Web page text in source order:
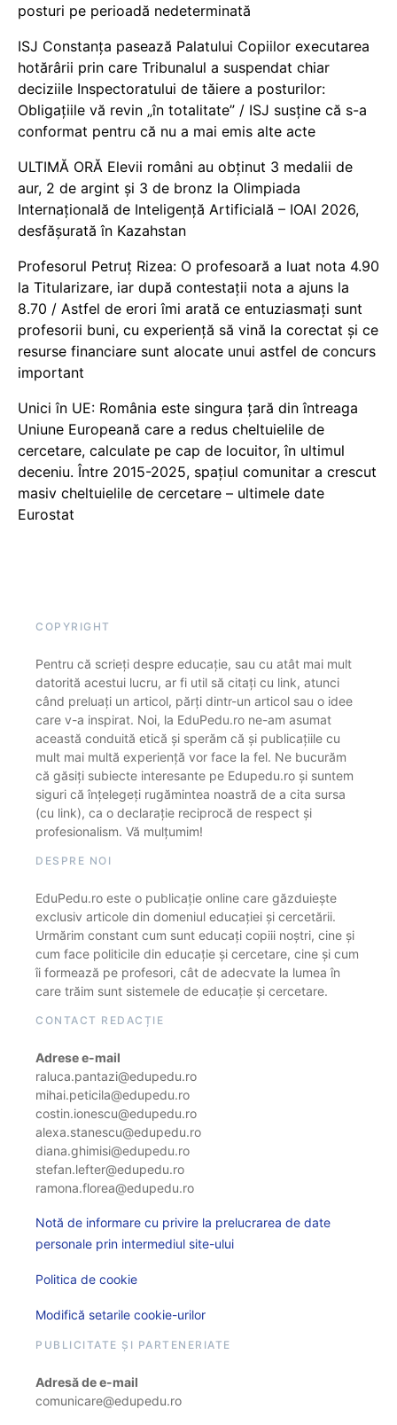
posturi pe perioadă nedeterminată
ISJ Constanța pasează Palatului Copiilor executarea
hotărârii prin care Tribunalul a suspendat chiar
deciziile Inspectoratului de tăiere a posturilor:
Obligațiile vă revin „în totalitate” / ISJ susține că s-a
conformat pentru că nu a mai emis alte acte
ULTIMĂ ORĂ Elevii români au obținut 3 medalii de
aur, 2 de argint și 3 de bronz la Olimpiada
Internațională de Inteligență Artificială – IOAI 2026,
desfășurată în Kazahstan
Profesorul Petruț Rizea: O profesoară a luat nota 4.90
la Titularizare, iar după contestații nota a ajuns la
8.70 / Astfel de erori îmi arată ce entuziasmați sunt
profesorii buni, cu experiență să vină la corectat și ce
resurse financiare sunt alocate unui astfel de concurs
important
Unici în UE: România este singura țară din întreaga
Uniune Europeană care a redus cheltuielile de
cercetare, calculate pe cap de locuitor, în ultimul
deceniu. Între 2015-2025, spațiul comunitar a crescut
masiv cheltuielile de cercetare – ultimele date
Eurostat
COPYRIGHT
Pentru că scrieți despre educație, sau cu atât mai mult
datorită acestui lucru, ar fi util să citați cu link, atunci
când preluați un articol, părți dintr-un articol sau o idee
care v-a inspirat. Noi, la EduPedu.ro ne-am asumat
această conduită etică și sperăm că și publicațiile cu
mult mai multă experiență vor face la fel. Ne bucurăm
că găsiți subiecte interesante pe Edupedu.ro și suntem
siguri că înțelegeți rugămintea noastră de a cita sursa
(cu link), ca o declarație reciprocă de respect și
profesionalism. Vă mulțumim!
DESPRE NOI
EduPedu.ro este o publicație online care găzduiește
exclusiv articole din domeniul educației și cercetării.
Urmărim constant cum sunt educați copiii noștri, cine și
cum face politicile din educație și cercetare, cine și cum
îi formează pe profesori, cât de adecvate la lumea în
care trăim sunt sistemele de educație și cercetare.
CONTACT REDACȚIE
Adrese e-mail
raluca.pantazi@edupedu.ro
mihai.peticila@edupedu.ro
costin.ionescu@edupedu.ro
alexa.stanescu@edupedu.ro
diana.ghimisi@edupedu.ro
stefan.lefter@edupedu.ro
ramona.florea@edupedu.ro
Notă de informare cu privire la prelucrarea de date
personale prin intermediul site-ului
Politica de cookie
Modifică setarile cookie-urilor
PUBLICITATE ȘI PARTENERIATE
Adresă de e-mail
comunicare@edupedu.ro